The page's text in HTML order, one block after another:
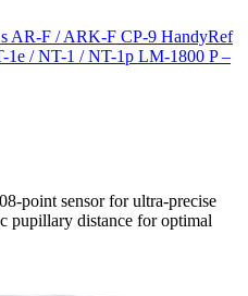
AR-F / ARK-F CP-9 HandyRef
1e / NT-1 / NT-1p LM-1800 P –
point sensor for ultra-precise
pupillary distance for optimal